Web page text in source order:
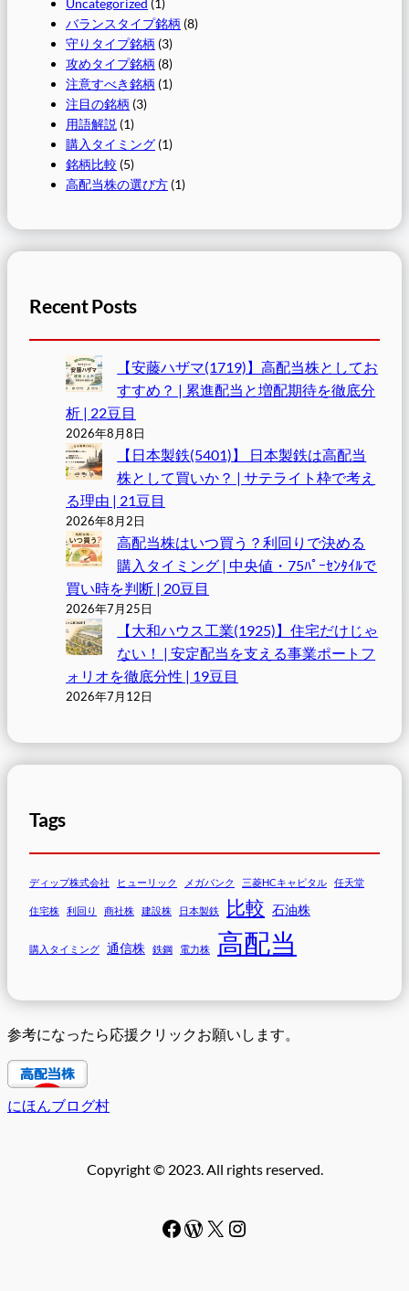
Uncategorized (1)
バランスタイプ銘柄 (8)
守りタイプ銘柄 (3)
攻めタイプ銘柄 (8)
注意すべき銘柄 (1)
注目の銘柄 (3)
用語解説 (1)
購入タイミング (1)
銘柄比較 (5)
高配当株の選び方 (1)
Recent Posts
【安藤ハザマ(1719)】高配当株としてお
すすめ？ | 累進配当と増配期待を徹底分
析 | 22豆目
2026年8月8日
【日本製鉄(5401)】 日本製鉄は高配当
株として買いか？ | サテライト枠で考え
る理由 | 21豆目
2026年8月2日
高配当株はいつ買う？利回りで決める
購入タイミング | 中央値・75ﾊﾟｰｾﾝﾀｲﾙで
買い時を判断 | 20豆目
2026年7月25日
【大和ハウス工業(1925)】住宅だけじゃ
ない！ | 安定配当を支える事業ポートフ
ォリオを徹底分性 | 19豆目
2026年7月12日
Tags
ディップ株式会社 ヒューリック メガバンク 三菱HCキャピタル 任天堂
住宅株 利回り 商社株 建設株 日本製鉄 比較 石油株
購入タイミング 通信株 鉄鋼 電力株 高配当
参考になったら応援クリックお願いします。
にほんブログ村
Copyright © 2023. All rights reserved.
Facebook WordPress # Instagram